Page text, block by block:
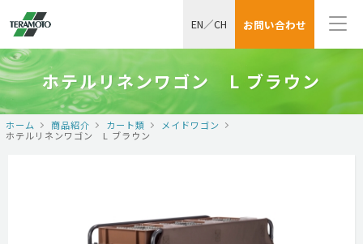
お問い合わせ
EN／CH
ホテルリネンワゴン L ブラウン
ホーム 商品紹介 カート類
メイドワゴン
ホテルリネンワゴン L ブラウン